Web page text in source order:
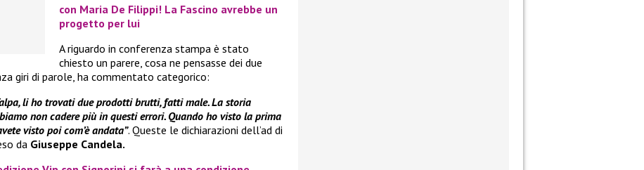
con Maria De Filippi! La Fascino avrebbe un
progetto per lui
A riguardo in conferenza stampa è stato
chiesto un parere, cosa ne pensasse dei due
giri di parole, ha commentato categorico:
li ho trovati due prodotti brutti, fatti male. La storia
non cadere più in questi errori. Quando ho visto la prima
visto poi com’è andata”. Queste le dichiarazioni dell’ad di
da Giuseppe Candela.